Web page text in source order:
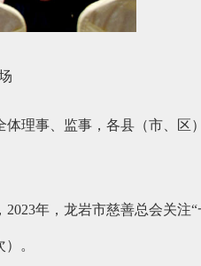
理事、监事，各县（市、区
年，龙岩市慈善总会关注“
。